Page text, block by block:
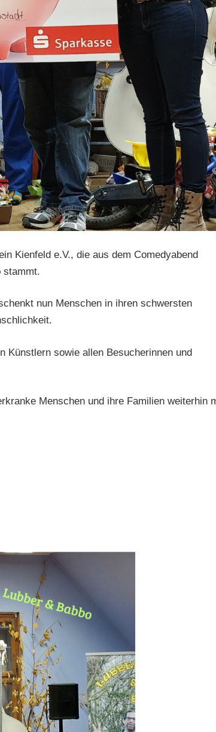
Kienfeld e.V., die aus dem Comedyabend
stammt.
nun Menschen in ihren schwersten
Künstlern sowie allen Besucherinnen und
Menschen und ihre Familien weiterhin